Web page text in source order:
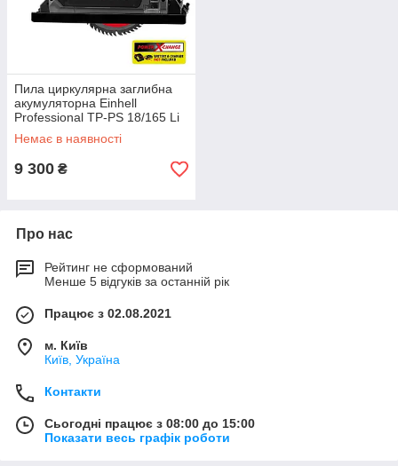
Пила циркулярна заглибна
акумуляторна Einhell
Professional TP-PS 18/165 Li
BL - Solo (4331400)
Немає в наявності
9 300 ₴
Про нас
Рейтинг не сформований
Менше 5 відгуків за останній рік
Працює з 02.08.2021
м. Київ
Київ, Україна
Контакти
Сьогодні працює з 08:00 до 15:00
Показати весь графік роботи